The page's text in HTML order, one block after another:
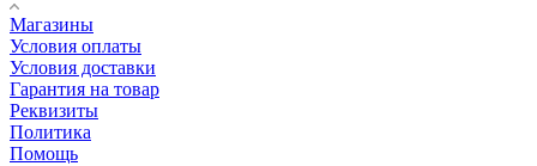
Магазины
Условия оплаты
Условия доставки
Гарантия на товар
Реквизиты
Политика
Помощь